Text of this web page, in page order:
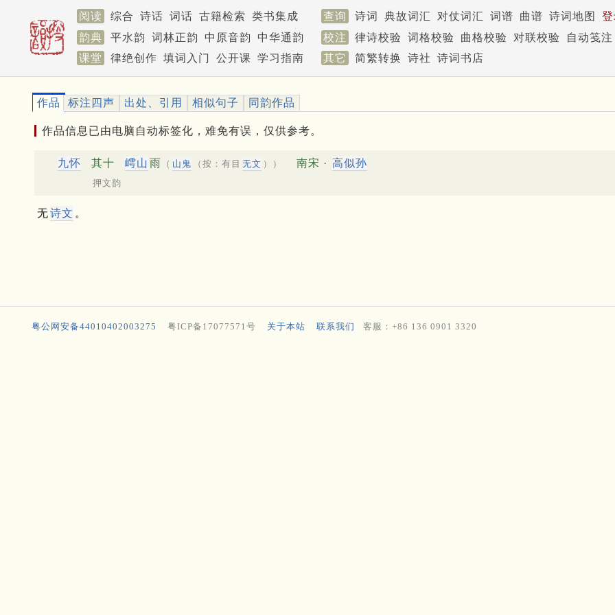
阅读 综合 诗话 词话 古籍检索 类书集成 查询 诗词 典故词汇 对仗词汇 词谱 曲谱 诗词地图
韵典
平水韵 词林正韵 中原音韵 中华通韵 校注 律诗校验 词格校验 曲格校验 对联校验
自动笺注
课堂
律绝创作 填词入门 公开课 学习指南 其它 简繁转换 诗社 诗词书店
作品 标注四声 出处、引用 相似句子 同韵作品
作品信息已由电脑自动标签化，难免有误，仅供参考。
九怀 其十 嶀山 雨 （ 山鬼 （按：有目 无文 ）） 南宋 · 高似孙
押文韵
无诗文 。
粤公网安备44010402003275 粤ICP备17077571号 关于本站 联系我们 客服：+86 136 0901 3320